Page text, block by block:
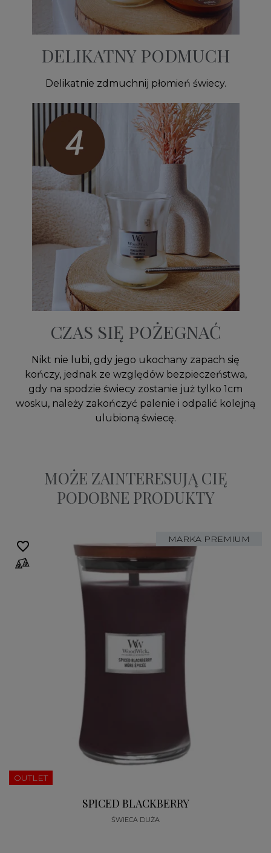
DELIKATNY PODMUCH
Delikatnie zdmuchnij płomień świecy.
CZAS SIĘ POŻEGNAĆ
Nikt nie lubi, gdy jego ukochany zapach się
kończy, jednak ze względów bezpieczeństwa,
gdy na spodzie świecy zostanie już tylko 1cm
wosku, należy zakończyć palenie i odpalić kolejną
ulubioną świecę.
MOŻE ZAINTERESUJĄ CIĘ
PODOBNE PRODUKTY
MARKA PREMIUM
OUTLET
SPICED BLACKBERRY
ŚWIECA DUŻA
favorite_border